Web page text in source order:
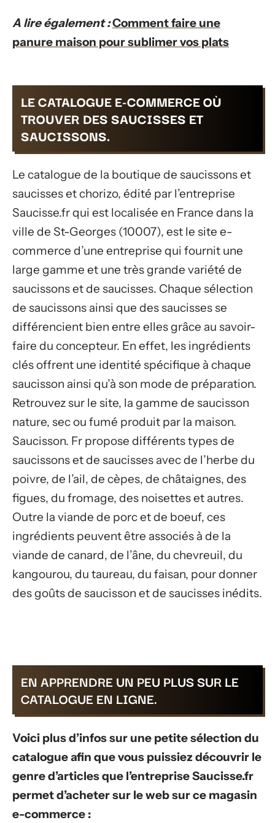
A lire également :Comment faire une
panure maison pour sublimer vos plats
LE CATALOGUE E-COMMERCE OÙ
TROUVER DES SAUCISSES ET
SAUCISSONS.
Le catalogue de la boutique de saucissons et
saucisses et chorizo, édité par l’entreprise
Saucisse.fr qui est localisée en France dans la
ville de St-Georges (10007), est le site e-
commerce d’une entreprise qui fournit une
large gamme et une très grande variété de
saucissons et de saucisses. Chaque sélection
de saucissons ainsi que des saucisses se
différencient bien entre elles grâce au savoir-
faire du concepteur. En effet, les ingrédients
clés offrent une identité spécifique à chaque
saucisson ainsi qu’à son mode de préparation.
Retrouvez sur le site, la gamme de saucisson
nature, sec ou fumé produit par la maison.
Saucisson. Fr propose différents types de
saucissons et de saucisses avec de l’herbe du
poivre, de l’ail, de cèpes, de châtaignes, des
figues, du fromage, des noisettes et autres.
Outre la viande de porc et de boeuf, ces
ingrédients peuvent être associés à de la
viande de canard, de l’âne, du chevreuil, du
kangourou, du taureau, du faisan, pour donner
des goûts de saucisson et de saucisses inédits.
EN APPRENDRE UN PEU PLUS SUR LE
CATALOGUE EN LIGNE.
Voici plus d’infos sur une petite sélection du
catalogue afin que vous puissiez découvrir le
genre d’articles que l’entreprise Saucisse.fr
permet d’acheter sur le web sur ce magasin
e-commerce :